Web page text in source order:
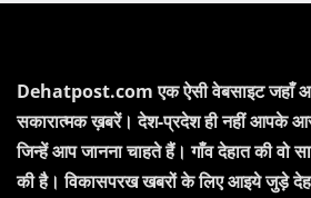
Dehatpost.com एक ऐसी वेबसाइट जहाँ
सकारात्मक ख़बरें। देश-प्रदेश ही नहीं आपके
जिन्हें आप जानना चाहते हैं। गाँव देहात की वो
की है। विकासपरख खबरों के लिए आइये जुड़े